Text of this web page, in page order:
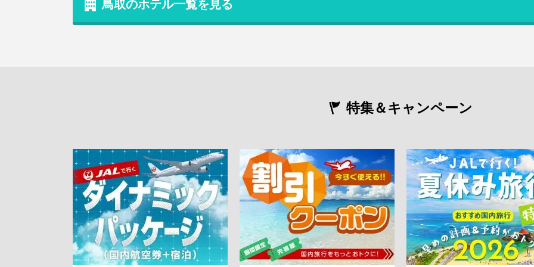
鳥取のホテル一覧を見る
特集＆キャンペーン